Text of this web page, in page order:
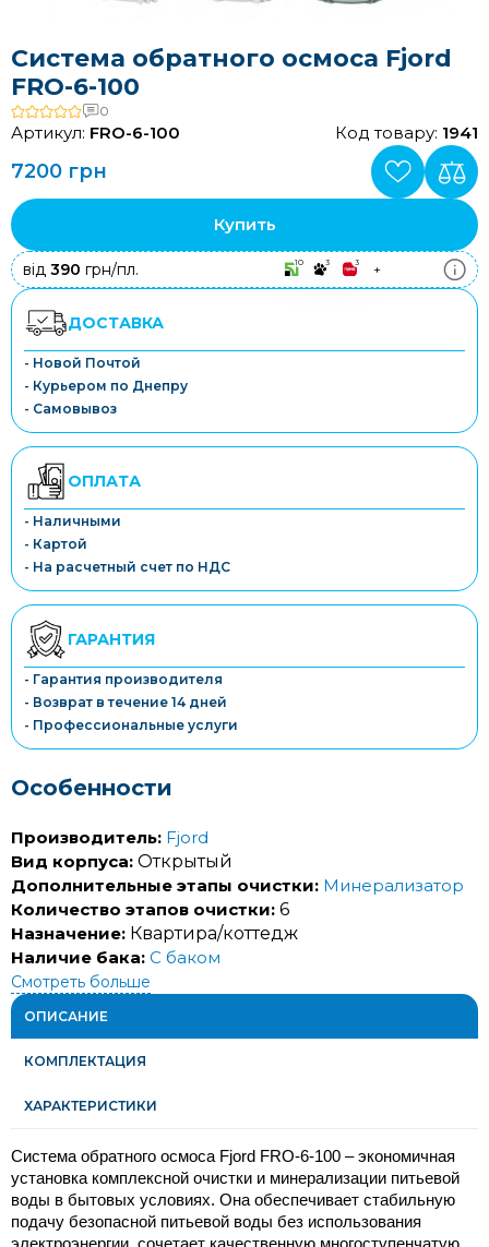
Система обратного осмоса Fjord
FRO-6-100
0
Артикул: FRO-6-100 Код товару: 1941
7200 грн
Купить
від 390 грн/пл. 10 3 3 +
ДОСТАВКА
- Новой Почтой
- Курьером по Днепру
- Самовывоз
ОПЛАТА
- Наличными
- Картой
- На расчетный счет по НДС
ГАРАНТИЯ
- Гарантия производителя
- Возврат в течение 14 дней
- Профессиональные услуги
Особенности
Производитель: Fjord
Вид корпуса: Открытый
Дополнительные этапы очистки: Минерализатор
Количество этапов очистки: 6
Назначение: Квартира/коттедж
Наличие бака: С баком
Смотреть больше
ОПИСАНИЕ
КОМПЛЕКТАЦИЯ
ХАРАКТЕРИСТИКИ
Система обратного осмоса Fjord FRO-6-100 – экономичная
установка комплексной очистки и минерализации питьевой
воды в бытовых условиях. Она обеспечивает стабильную
подачу безопасной питьевой воды без использования